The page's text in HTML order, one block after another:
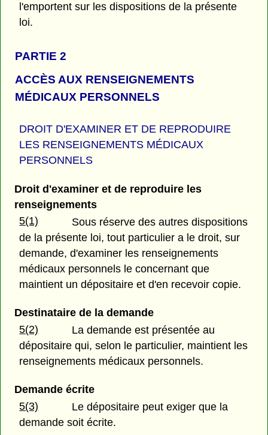
l'emportent sur les dispositions de la présente
loi.
PARTIE 2
ACCÈS AUX RENSEIGNEMENTS
MÉDICAUX PERSONNELS
DROIT D'EXAMINER ET DE REPRODUIRE
LES RENSEIGNEMENTS MÉDICAUX
PERSONNELS
Droit d'examiner et de reproduire les
renseignements
5(1)
Sous réserve des autres dispositions
de la présente loi, tout particulier a le droit, sur
demande, d'examiner les renseignements
médicaux personnels le concernant que
maintient un dépositaire et d'en recevoir copie.
Destinataire de la demande
5(2)
La demande est présentée au
dépositaire qui, selon le particulier, maintient les
renseignements médicaux personnels.
Demande écrite
5(3)
Le dépositaire peut exiger que la
demande soit écrite.